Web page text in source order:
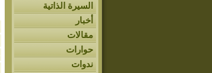
السيرة الذاتية
أخبار
مقالات
حوارات
ندوات